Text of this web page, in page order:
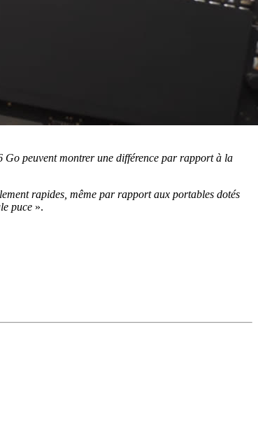
Go peuvent montrer une différence par rapport à la
rapides, même par rapport aux portables dotés
puce ».